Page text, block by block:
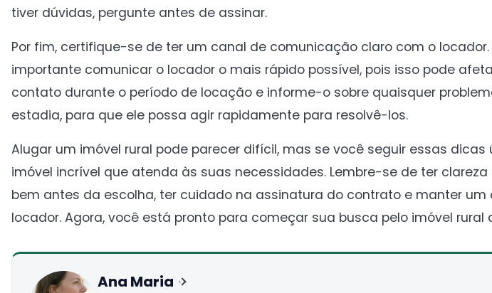
tiver dúvidas, pergunte antes de assinar.
Por fim, certifique-se de ter um canal de comunicação claro com o
importante comunicar o locador o mais rápido possível, pois isso pode
contato durante o período de locação e informe-o sobre quaisquer
estadia, para que ele possa agir rapidamente para resolvê-los.
Alugar um imóvel rural pode parecer difícil, mas se você seguir essas
imóvel incrível que atenda às suas necessidades. Lembre-se de ter
bem antes da escolha, ter cuidado na assinatura do contrato e manter
locador. Agora, você está pronto para começar sua busca pelo imóvel rural
Ana Maria